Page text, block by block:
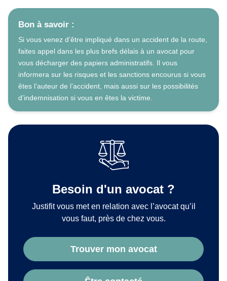
Bon à savoir :
Si vous venez d’être impliqué dans un accident de la route,
faites appel dans les plus brefs délais à un avocat pour
vous décharger des papiers administratifs. Il vous
informera sur les risques et les sanctions encourus si vous
êtes l’auteur de l’accident, mais aussi sur les possibilités
d’indemnisation si vous en êtes la victime.
Besoin d'un avocat ?
Justifit vous met en relation avec l’avocat qu’il
vous faut, près de chez vous.
Trouver mon avocat